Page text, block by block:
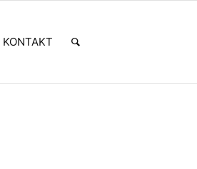
KONTAKT